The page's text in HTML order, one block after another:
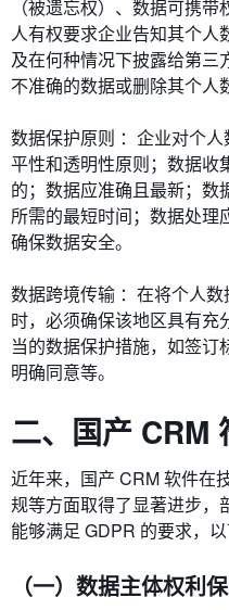
（被遗忘权）、数据可携
人有权要求企业告知其个人
及在何种情况下披露给第三
不准确的数据或删除其个人
数据保护原则 ：企业对个
平性和透明性原则；数据收
的；数据应准确且最新；数
所需的最短时间；数据处理
确保数据安全。
数据跨境传输 ：在将个人
时，必须确保该地区具有充
当的数据保护措施，如签订
明确同意等。
二、国产 CRM
近年来，国产 CRM 软件在
规等方面取得了显著进步，
能够满足 GDPR 的要求，以
（一）数据主体权利